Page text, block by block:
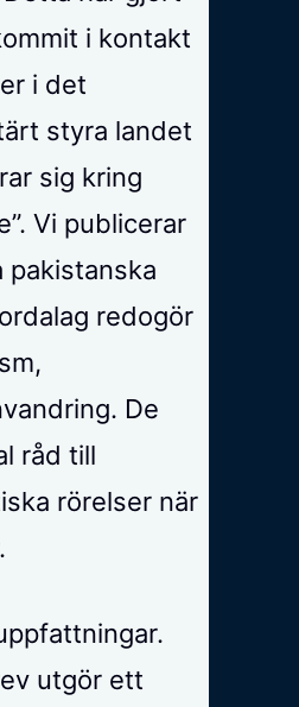
i kontakt
i det
styra landet
sig kring
Vi publicerar
pakistanska
redogör
De
råd till
rörelser när
utgör ett